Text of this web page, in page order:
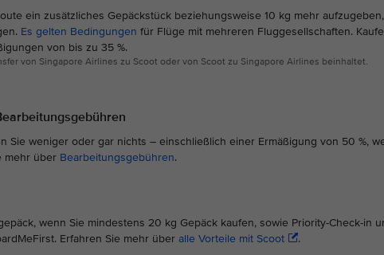
ein zusätzliches Gepäckstück beziehungsweise 10 kg mehr
Es gelten Bedingungen für Flüge mit mehreren Fluggesellschaften.
von bis zu 35 %.
von Singapore Airlines zu Scoot oder von Scoot zu Singapore Airlines beinhaltet.
Sie weniger oder gar nichts – einschließlich einer Ermäßigung von 50 %,
mehr über Bearbeitungsgebühren.
wenn Sie mindestens 20 kg Gepäck kaufen, sowie Priority-Check-in
Erfahren Sie mehr über alle Vorteile mit Scoot .